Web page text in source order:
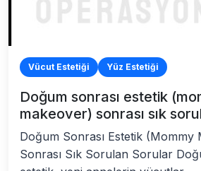
Vücut Estetiği Yüz Estetiği
Doğum sonrası estetik
makeover) sonrası sık
Doğum Sonrası Estetik (Mommy
Sonrası Sık Sorulan Sorular